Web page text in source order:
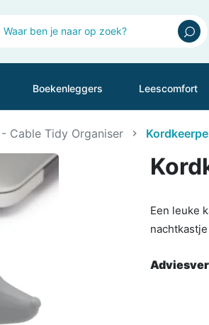
Boekenleggers Leescomfort
Cable Tidy Organiser
Een leuke